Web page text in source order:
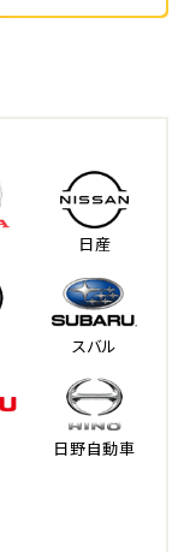
日産
スバル
日野自動車